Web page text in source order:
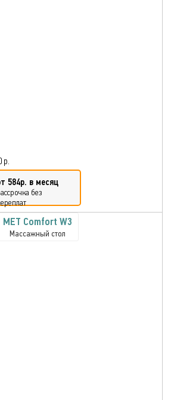
р.
584р. в месяц
без
MET Comfort W3
Массажный стол